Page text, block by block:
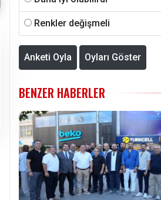
Renkler değişmeli
Anketi Oyla Oyları Göster
BENZER HABERLER